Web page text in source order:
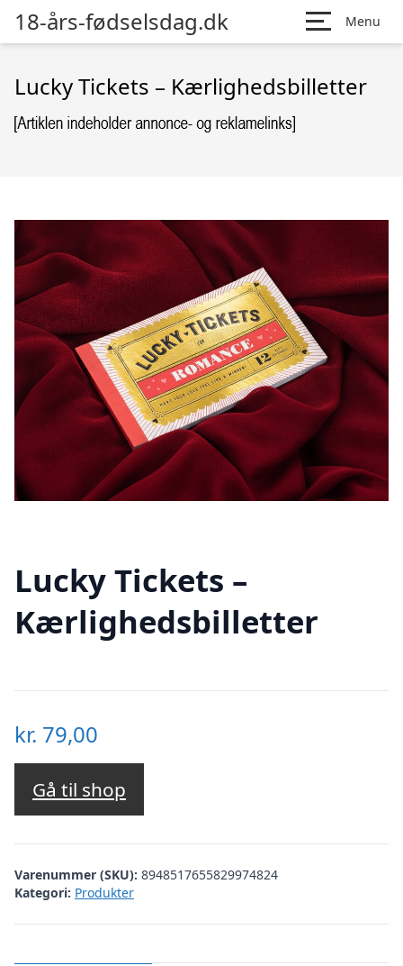
18-års-fødselsdag.dk Menu
Lucky Tickets – Kærlighedsbilletter
Lucky Tickets –
Kærlighedsbilletter
kr. 79,00
Gå til shop
Varenummer (SKU): 8948517655829974824
Kategori: Produkter